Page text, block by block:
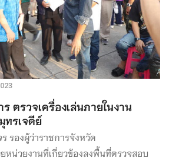
ตรวจเครื่องเล่นภายในงาน
ทรเจดีย์
รองผู้ว่าราชการจังหวัด
หน่วยงานที่เกี่ยวข้องลงพื้นที่ตรวจสอบ